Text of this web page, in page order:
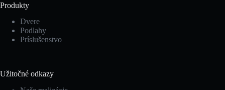
Produkty
Dvere
Podlahy
Príslušenstvo
Užitočné odkazy